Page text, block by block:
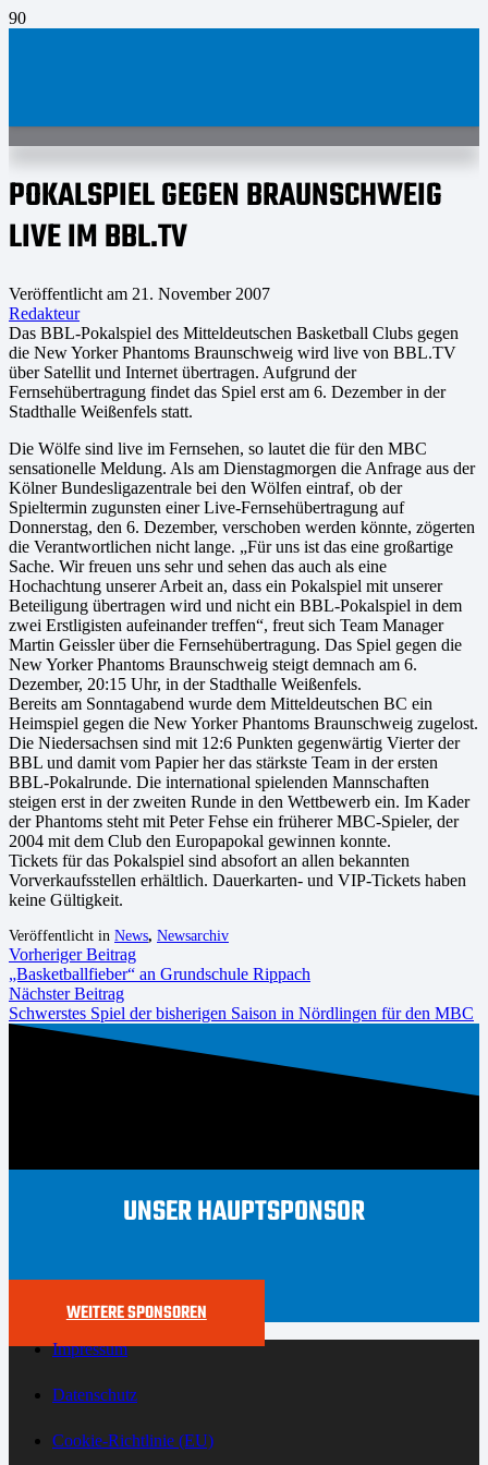
POKALSPIEL GEGEN BRAUNSCHWEIG
LIVE IM BBL.TV
Veröffentlicht am 21. November 2007
Redakteur
Das BBL-Pokalspiel des Mitteldeutschen Basketball Clubs gegen
die New Yorker Phantoms Braunschweig wird live von BBL.TV
über Satellit und Internet übertragen. Aufgrund der
Fernsehübertragung findet das Spiel erst am 6. Dezember in der
Stadthalle Weißenfels statt.
Die Wölfe sind live im Fernsehen, so lautet die für den MBC
sensationelle Meldung. Als am Dienstagmorgen die Anfrage aus der
Kölner Bundesligazentrale bei den Wölfen eintraf, ob der
Spieltermin zugunsten einer Live-Fernsehübertragung auf
Donnerstag, den 6. Dezember, verschoben werden könnte, zögerten
die Verantwortlichen nicht lange. „Für uns ist das eine großartige
Sache. Wir freuen uns sehr und sehen das auch als eine
Hochachtung unserer Arbeit an, dass ein Pokalspiel mit unserer
Beteiligung übertragen wird und nicht ein BBL-Pokalspiel in dem
zwei Erstligisten aufeinander treffen“, freut sich Team Manager
Martin Geissler über die Fernsehübertragung. Das Spiel gegen die
New Yorker Phantoms Braunschweig steigt demnach am 6.
Dezember, 20:15 Uhr, in der Stadthalle Weißenfels.
Bereits am Sonntagabend wurde dem Mitteldeutschen BC ein
Heimspiel gegen die New Yorker Phantoms Braunschweig zugelost.
Die Niedersachsen sind mit 12:6 Punkten gegenwärtig Vierter der
BBL und damit vom Papier her das stärkste Team in der ersten
BBL-Pokalrunde. Die international spielenden Mannschaften
steigen erst in der zweiten Runde in den Wettbewerb ein. Im Kader
der Phantoms steht mit Peter Fehse ein früherer MBC-Spieler, der
2004 mit dem Club den Europapokal gewinnen konnte.
Tickets für das Pokalspiel sind absofort an allen bekannten
Vorverkaufsstellen erhältlich. Dauerkarten- und VIP-Tickets haben
keine Gültigkeit.
Veröffentlicht in News, Newsarchiv
Vorheriger Beitrag
„Basketballfieber“ an Grundschule Rippach
Nächster Beitrag
Schwerstes Spiel der bisherigen Saison in Nördlingen für den MBC
UNSER HAUPTSPONSOR
WEITERE SPONSOREN
Impressum
Datenschutz
Cookie-Richtlinie (EU)